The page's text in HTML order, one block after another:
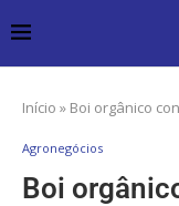
Início » Boi orgânico
Agronegócios
Boi